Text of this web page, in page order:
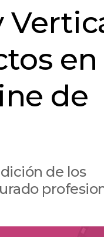
en
de
de los